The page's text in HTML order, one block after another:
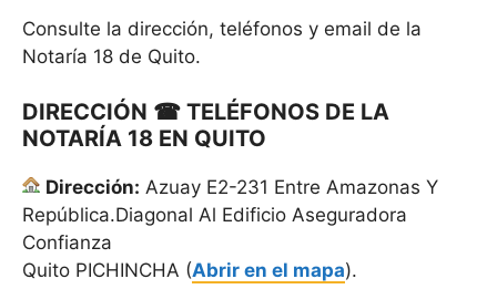
Consulte la dirección, teléfonos y email de la
Notaría 18 de Quito.
DIRECCIÓN ☎ TELÉFONOS DE LA
NOTARÍA 18 EN QUITO
Dirección: Azuay E2-231 Entre Amazonas Y
República.Diagonal Al Edificio Aseguradora
Confianza
Quito PICHINCHA (Abrir en el mapa).